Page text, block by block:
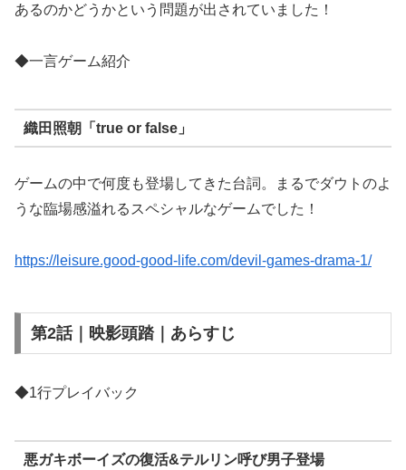
あるのかどうかという問題が出されていました！
◆一言ゲーム紹介
織田照朝「true or false」
ゲームの中で何度も登場してきた台詞。まるでダウトのよ
うな臨場感溢れるスペシャルなゲームでした！
https://leisure.good-good-life.com/devil-games-drama-1/
第2話｜映影頭踏｜あらすじ
◆1行プレイバック
悪ガキボーイズの復活&テルリン呼び男子登場